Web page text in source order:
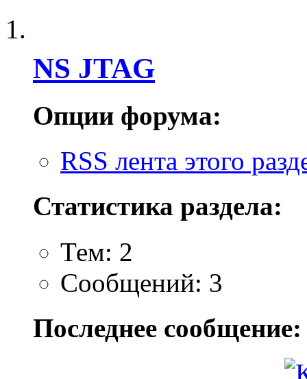
NS JTAG
Опции форума:
RSS лента этого
Статистика раздела:
Тем: 2
Сообщений: 3
Последнее сообщение: